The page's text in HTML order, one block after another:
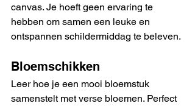
canvas. Je hoeft geen ervaring te
hebben om samen een leuke en
ontspannen schildermiddag te beleven.
Bloemschikken
Leer hoe je een mooi bloemstuk
samenstelt met verse bloemen. Perfect